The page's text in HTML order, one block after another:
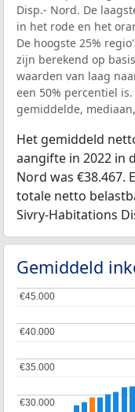
Disp.- Nord. De
in het rode en het
De hoogste 25%
zijn berekend op
waarden van laag
een 50% percentiel is.
gemiddelde,
Het gemiddeld
aangifte in 2022 in
Nord was €38.467.
totale netto
Sivry-Habitations
Gemiddeld
€30.000
€30.000
€35.000
€35.000
€40.000
€40.000
€45.000
€45.000